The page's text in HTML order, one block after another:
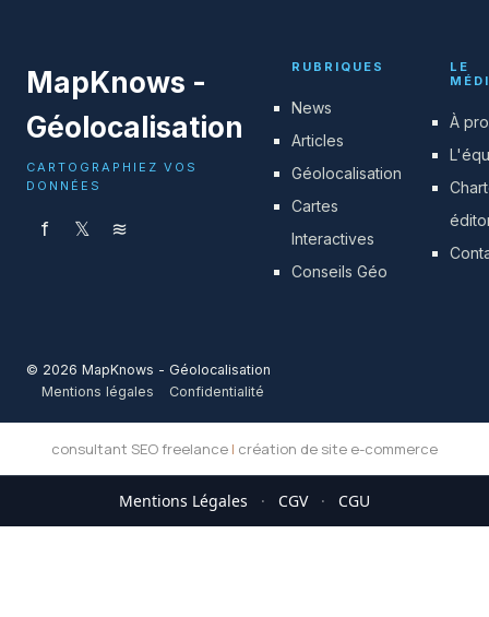
MapKnows -
Géolocalisation
CARTOGRAPHIEZ VOS
DONNÉES
f 𝕏 ≋
RUBRIQUES
News
Articles
Géolocalisation
Cartes
Interactives
Conseils Géo
LE
À
© 2026 MapKnows - Géolocalisation
Mentions légales
Confidentialité
consultant SEO freelance | création de site e-commerce
Mentions Légales · CGV · CGU